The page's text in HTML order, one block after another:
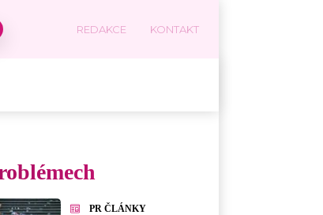
REDAKCE KONTAKT
PR ČLÁNKY